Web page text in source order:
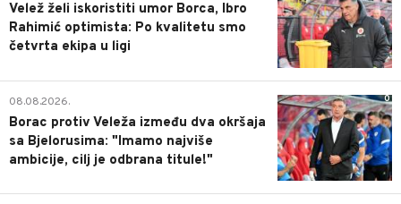
Velež želi iskoristiti umor Borca, Ibro
Rahimić optimista: Po kvalitetu smo
četvrta ekipa u ligi
0
08.08.2026.
Borac protiv Veleža između dva okršaja
sa Bjelorusima: "Imamo najviše
ambicije, cilj je odbrana titule!"